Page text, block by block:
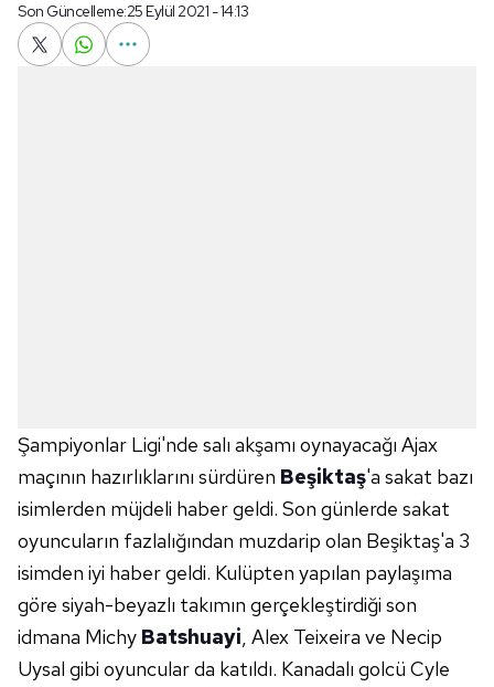
Son Güncelleme:25 Eylül 2021 - 14:13
Şampiyonlar Ligi'nde salı akşamı oynayacağı Ajax
maçının hazırlıklarını sürdüren Beşiktaş'a sakat bazı
isimlerden müjdeli haber geldi. Son günlerde sakat
oyuncuların fazlalığından muzdarip olan Beşiktaş'a 3
isimden iyi haber geldi. Kulüpten yapılan paylaşıma
göre siyah-beyazlı takımın gerçekleştirdiği son
idmana Michy Batshuayi, Alex Teixeira ve Necip
Uysal gibi oyuncular da katıldı. Kanadalı golcü Cyle